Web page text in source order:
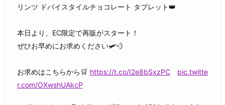
リンツ ドバイスタイルチョコレート タブレット👑
本日より、EC限定で再販がスタート！
ぜひお早めにお求めください🛩️💨
お求めはこちらから🛒 https://t.co/I2e8bSxzPC
pic.twitte
r.com/OXwshUAkcP